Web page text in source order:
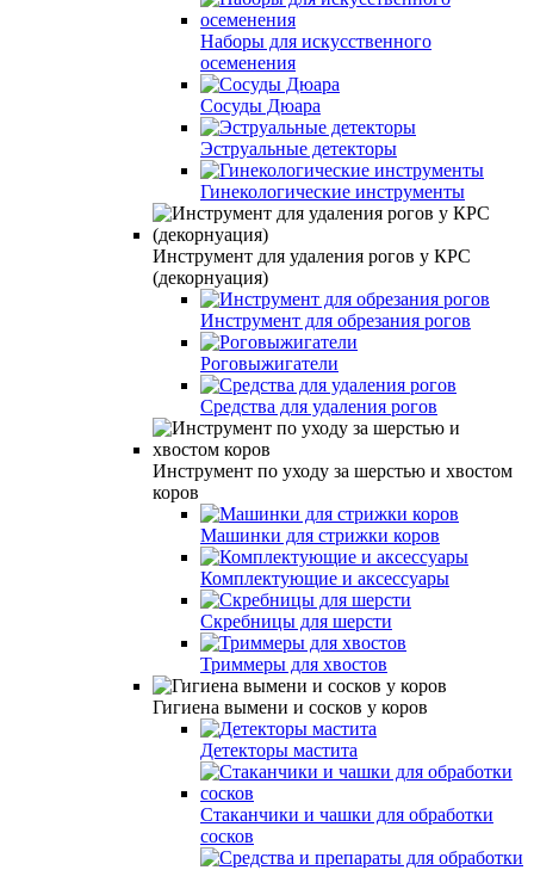
Наборы для искусственного
осеменения
Сосуды Дюара
Эструальные детекторы
Гинекологические инструменты
Инструмент для удаления рогов у КРС
(декорнуация)
Инструмент для обрезания рогов
Роговыжигатели
Средства для удаления рогов
Инструмент по уходу за шерстью и хвостом
коров
Машинки для стрижки коров
Комплектующие и аксессуары
Скребницы для шерсти
Триммеры для хвостов
Гигиена вымени и сосков у коров
Детекторы мастита
Стаканчики и чашки для обработки
сосков